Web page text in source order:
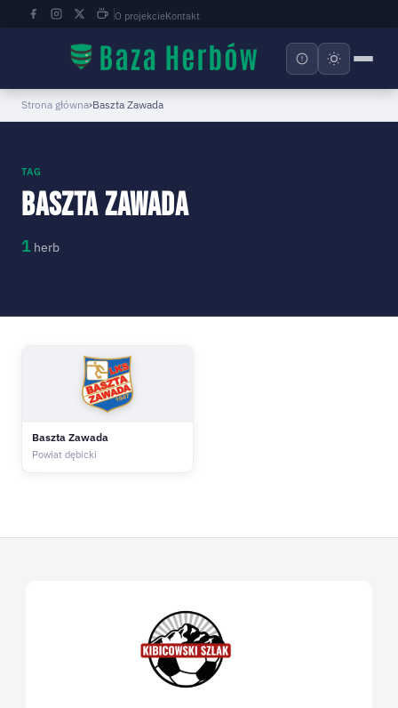
O projekcieKontakt
Strona główna›Baszta Zawada
TAG
Baszta Zawada
1 herb
Baszta Zawada
Powiat dębicki